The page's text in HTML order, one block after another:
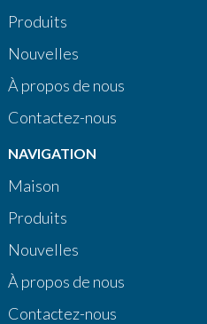
Produits
Nouvelles
À propos de nous
Contactez-nous
NAVIGATION
Maison
Produits
Nouvelles
À propos de nous
Contactez-nous